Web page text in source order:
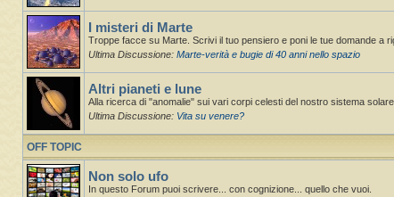
I misteri di Marte
Troppe facce su Marte. Scrivi il tuo pensiero e poni le tue domande a
Ultima Discussione: Marte-verità e bugie di 40 anni nello spazio
Altri pianeti e lune
Alla ricerca di "anomalie" sui vari corpi celesti del nostro sistema
Ultima Discussione: Vita su venere?
OFF TOPIC
Non solo ufo
In questo Forum puoi scrivere... con cognizione... quello che vuoi.